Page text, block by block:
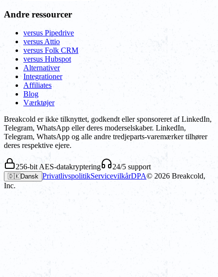
Andre ressourcer
versus Pipedrive
versus Attio
versus Folk CRM
versus Hubspot
Alternativer
Integrationer
Affiliates
Blog
Værktøjer
Breakcold er ikke tilknyttet, godkendt eller sponsoreret af LinkedIn,
Telegram, WhatsApp eller deres moderselskaber. LinkedIn,
Telegram, WhatsApp og alle andre tredjeparts-varemærker tilhører
deres respektive ejere.
256-bit AES-datakryptering 24/5 support
🇩🇰Dansk PrivatlivspolitikServicevilkårDPA© 2026 Breakcold,
Inc.